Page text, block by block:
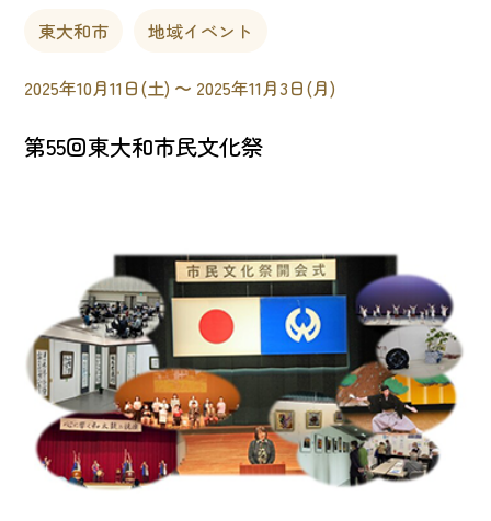
東大和市 地域イベント
2025年10月11日(土) 〜 2025年11月3日(月)
第55回東大和市民文化祭